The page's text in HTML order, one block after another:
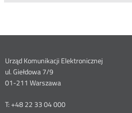
Dane
kontaktowe
Urząd Komunikacji Elektronicznej
ul. Giełdowa 7/9
01-211 Warszawa
T: +48 22 33 04 000